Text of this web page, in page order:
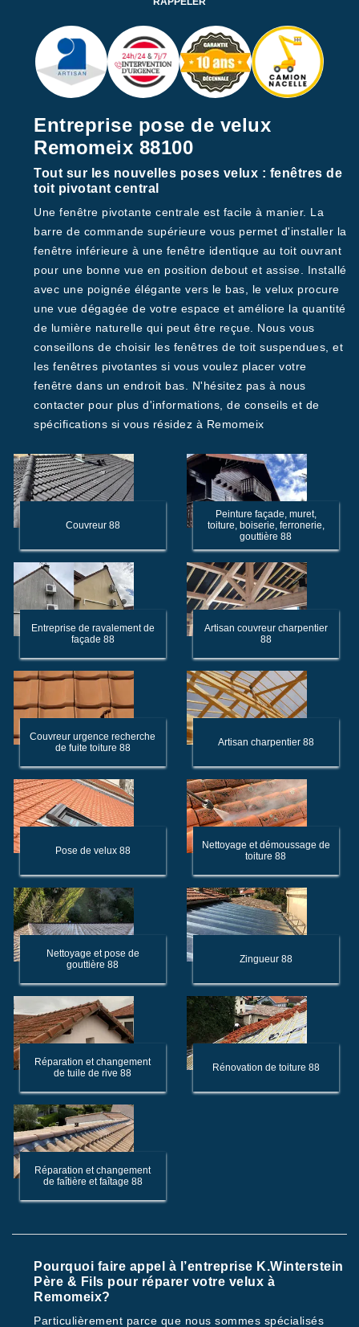
Entreprise pose de velux
Remomeix 88100
Tout sur les nouvelles poses velux : fenêtres de
toit pivotant central
Une fenêtre pivotante centrale est facile à manier. La
barre de commande supérieure vous permet d'installer la
fenêtre inférieure à une fenêtre identique au toit ouvrant
pour une bonne vue en position debout et assise. Installé
avec une poignée élégante vers le bas, le velux procure
une vue dégagée de votre espace et améliore la quantité
de lumière naturelle qui peut être reçue. Nous vous
conseillons de choisir les fenêtres de toit suspendues, et
les fenêtres pivotantes si vous voulez placer votre
fenêtre dans un endroit bas. N'hésitez pas à nous
contacter pour plus d'informations, de conseils et de
spécifications si vous résidez à Remomeix
Couvreur 88
Peinture façade, muret,
toiture, boiserie, ferronerie,
gouttière 88
Entreprise de ravalement de
façade 88
Artisan couvreur charpentier
88
Couvreur urgence recherche
de fuite toiture 88
Artisan charpentier 88
Pose de velux 88
Nettoyage et démoussage de
toiture 88
Nettoyage et pose de
gouttière 88
Zingueur 88
Réparation et changement
de tuile de rive 88
Rénovation de toiture 88
Réparation et changement
de faîtière et faîtage 88
Pourquoi faire appel à l’entreprise K.Winterstein
Père & Fils pour réparer votre velux à
Remomeix?
Particulièrement parce que nous sommes spécialisés